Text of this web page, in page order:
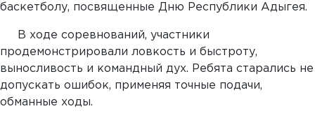
баскетболу, посвященные Дню Республики Адыгея.
В ходе соревнований, участники
продемонстрировали ловкость и быстроту,
выносливость и командный дух. Ребята старались не
допускать ошибок, применяя точные подачи,
обманные ходы.